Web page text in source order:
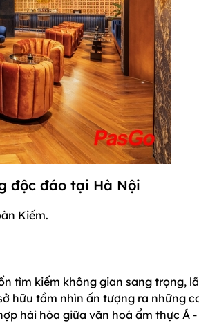
độc đáo tại Hà Nội
Kiếm.
tìm kiếm không gian sang trọng,
hữu tầm nhìn ấn tượng ra những
hài hòa giữa văn hoá ẩm thực Á -